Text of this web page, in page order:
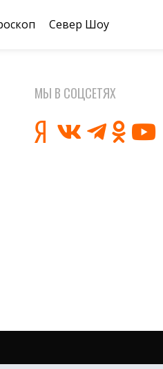
Север Шоу
МЫ В СОЦСЕТЯХ